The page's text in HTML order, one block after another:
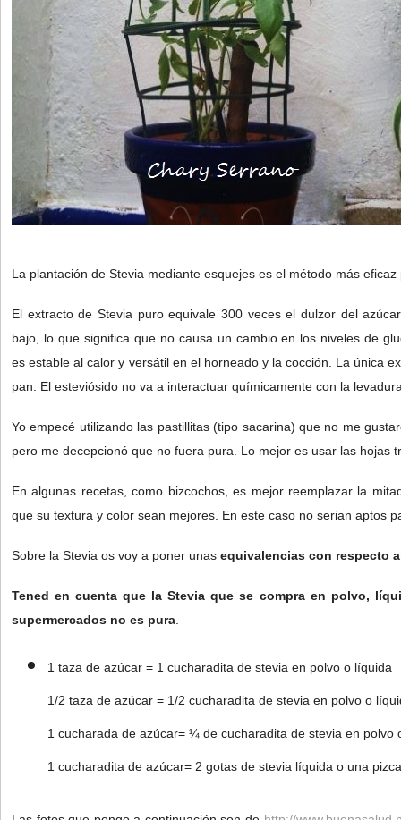
La plantación de Stevia mediante esquejes es el método más
El extracto de Stevia puro equivale 300 veces el dulzor del
bajo, lo que significa que no causa un cambio en los niveles de
es estable al calor y versátil en el horneado y la cocción. La única
pan. El esteviósido no va a interactuar químicamente con la
Yo empecé utilizando las pastillitas (tipo sacarina) que no me
pero me decepcionó que no fuera pura. Lo mejor es usar las hojas
En algunas recetas, como bizcochos, es mejor reemplazar la
que su textura y color sean mejores. En este caso no serian aptos
Sobre la Stevia os voy a poner unas equivalencias con respecto
Tened en cuenta que la Stevia que se compra en polvo,
supermercados no es pura
1 taza de azúcar = 1 cucharadita de stevia en polvo o líquida
1/2 taza de azúcar = 1/2 cucharadita de stevia en polvo o
1 cucharada de azúcar= ¼ de cucharadita de stevia en polvo
1 cucharadita de azúcar= 2 gotas de stevia líquida o una